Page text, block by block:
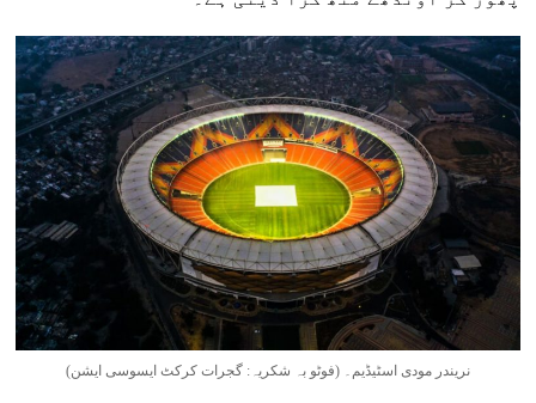
نریندر مودی اسٹیڈیم۔ (فوٹو بہ شکریہ: گجرات کرکٹ ایسوسی ایشن)